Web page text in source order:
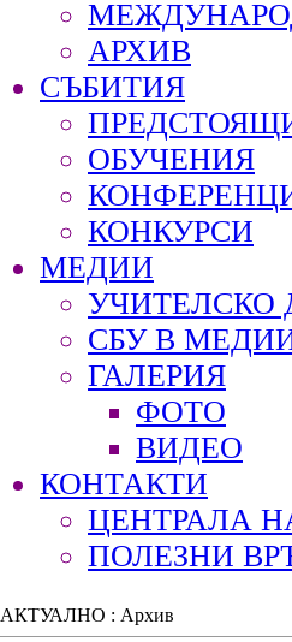
АРХИВ
СЪБИТИЯ
ОБУЧЕНИЯ
КОНКУРСИ
МЕДИИ
УЧИТЕЛСКО
СБУ В
ГАЛЕРИЯ
ФОТО
ВИДЕО
КОНТАКТИ
ЦЕНТРАЛА
ПОЛЕЗНИ
АКТУАЛНО : Архив